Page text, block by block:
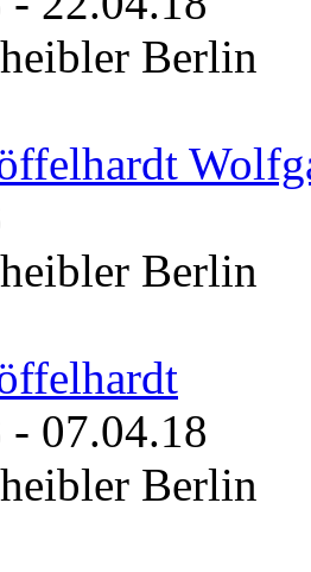
Berlin
Berlin
- 07.04.18
Berlin